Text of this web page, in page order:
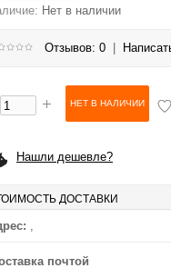
Нет в наличии
Отзывов: 0
Нашли дешевле?
ДОСТАВКИ
,
почтой